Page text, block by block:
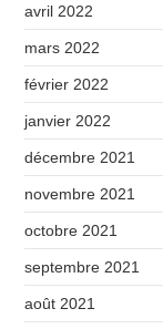
avril 2022
mars 2022
février 2022
janvier 2022
décembre 2021
novembre 2021
octobre 2021
septembre 2021
août 2021